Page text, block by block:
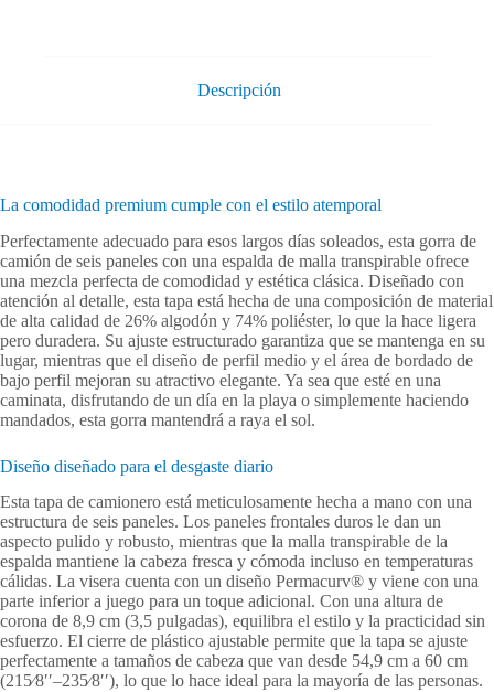
Descripción
La comodidad premium cumple con el estilo atemporal
Perfectamente adecuado para esos largos días soleados, esta gorra de
camión de seis paneles con una espalda de malla transpirable ofrece
una mezcla perfecta de comodidad y estética clásica. Diseñado con
atención al detalle, esta tapa está hecha de una composición de material
de alta calidad de 26% algodón y 74% poliéster, lo que la hace ligera
pero duradera. Su ajuste estructurado garantiza que se mantenga en su
lugar, mientras que el diseño de perfil medio y el área de bordado de
bajo perfil mejoran su atractivo elegante. Ya sea que esté en una
caminata, disfrutando de un día en la playa o simplemente haciendo
mandados, esta gorra mantendrá a raya el sol.
Diseño diseñado para el desgaste diario
Esta tapa de camionero está meticulosamente hecha a mano con una
estructura de seis paneles. Los paneles frontales duros le dan un
aspecto pulido y robusto, mientras que la malla transpirable de la
espalda mantiene la cabeza fresca y cómoda incluso en temperaturas
cálidas. La visera cuenta con un diseño Permacurv® y viene con una
parte inferior a juego para un toque adicional. Con una altura de
corona de 8,9 cm (3,5 pulgadas), equilibra el estilo y la practicidad sin
esfuerzo. El cierre de plástico ajustable permite que la tapa se ajuste
perfectamente a tamaños de cabeza que van desde 54,9 cm a 60 cm
(215⁄8′′–235⁄8′′), lo que lo hace ideal para la mayoría de las personas.